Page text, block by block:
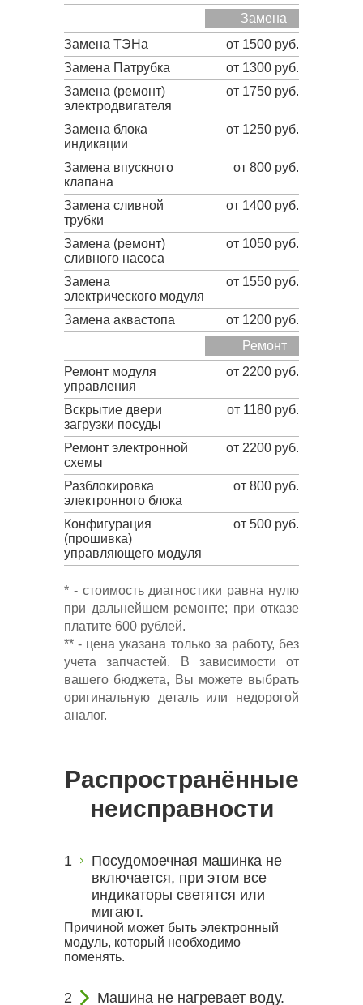
Замена
Замена ТЭНа
от 1500 руб.
Замена Патрубка
от 1300 руб.
Замена (ремонт)
электродвигателя
от 1750 руб.
Замена блока
индикации
от 1250 руб.
Замена впускного
клапана
от 800 руб.
Замена сливной
трубки
от 1400 руб.
Замена (ремонт)
сливного насоса
от 1050 руб.
Замена
электрического модуля
от 1550 руб.
Замена аквастопа
от 1200 руб.
Ремонт
Ремонт модуля
управления
от 2200 руб.
Вскрытие двери
загрузки посуды
от 1180 руб.
Ремонт электронной
схемы
от 2200 руб.
Разблокировка
электронного блока
от 800 руб.
Конфигурация
(прошивка)
управляющего модуля
от 500 руб.
* - стоимость диагностики равна нулю
при дальнейшем ремонте; при отказе
платите 600 рублей.
** - цена указана только за работу, без
учета запчастей. В зависимости от
вашего бюджета, Вы можете выбрать
оригинальную деталь или недорогой
аналог.
Распространённые
неисправности
Посудомоечная машинка не
включается, при этом все
индикаторы светятся или
мигают.
Причиной может быть электронный
модуль, который необходимо
поменять.
Машина не нагревает воду.